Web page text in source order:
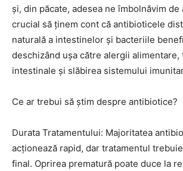
și, din păcate, adesea ne îmbolnăvim de
crucial să ținem cont că antibioticele
naturală a intestinelor și bacteriile
deschizând ușa către alergii alimentare,
intestinale și slăbirea sistemului
Ce ar trebui să știm despre antibiotice?
Durata Tratamentului: Majoritatea
acționează rapid, dar tratamentul
final. Oprirea prematură poate duce la